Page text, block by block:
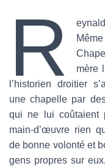
R
mère
l’historien droitier
une chapelle par
qui ne lui coûtaient
main‑d’œuvre rien
de bonne volonté et
gens propres sur